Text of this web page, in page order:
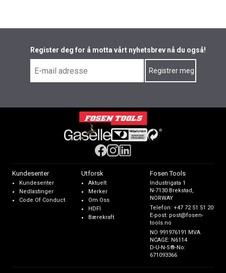
Register deg for å motta vårt nyhetsbrev nå du også!
Kundesenter
Kundesenter
Nedlastinger
Code Of Conduct
Utforsk
Aktuelt
Merker
Om Oss
HDFI
Bærekraft
Fosen Tools
Industrigata 1
N-7130 Brekstad,
NORWAY
Telefon:+47 72 51 51 20
E-post: post@fosen-
tools.no
NO 991976191 MVA
NCAGE: N6114
D-U-N-S®-No:
671093366